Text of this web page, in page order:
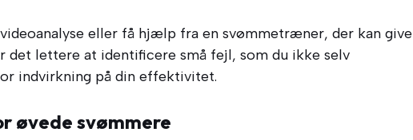
eller få hjælp fra en svømmetræner, der kan give
det lettere at identificere små fejl, som du ikke selv
indvirkning på din effektivitet.
øvede svømmere